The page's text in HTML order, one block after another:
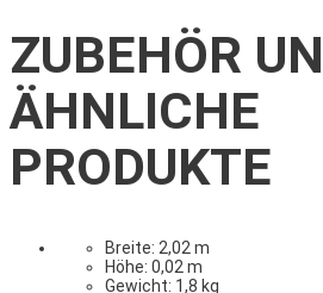
ZUBEHÖR
ÄHNLICHE
PRODUKTE
Breite: 2,02 m
Höhe: 0,02 m
Gewicht: 1,8 kg